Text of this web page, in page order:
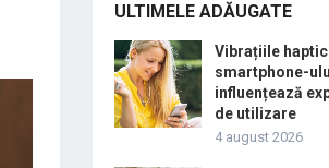
ULTIMELE ADĂUGATE
Vibrațiile
smartphone-
influențează
de utilizare
4 august 2026